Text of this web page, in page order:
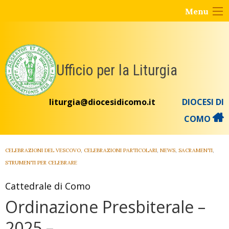
Menu
Ufficio per la Liturgia
liturgia@diocesidicomo.it
DIOCESI DI
COMO
CELEBRAZIONI DEL VESCOVO, CELEBRAZIONI PARTICOLARI, NEWS, SACRAMENTI,
STRUMENTI PER CELEBRARE
Cattedrale di Como
Ordinazione Presbiterale –